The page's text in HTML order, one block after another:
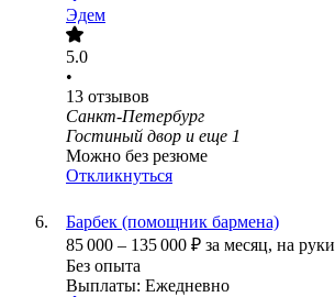
Эдем
5.0
•
13 отзывов
Санкт-Петербург
Гостиный двор и еще 1
Можно без резюме
Откликнуться
Барбек (помощник бармена)
85 000 – 135 000 ₽ за месяц, на руки
Без опыта
Выплаты: Ежедневно